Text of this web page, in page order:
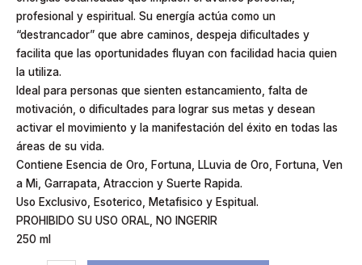
profesional y espiritual. Su energía actúa como un
“destrancador” que abre caminos, despeja dificultades y
facilita que las oportunidades fluyan con facilidad hacia quien
la utiliza.
Ideal para personas que sienten estancamiento, falta de
motivación, o dificultades para lograr sus metas y desean
activar el movimiento y la manifestación del éxito en todas las
áreas de su vida.
Contiene Esencia de Oro, Fortuna, LLuvia de Oro, Fortuna, Ven
a Mi, Garrapata, Atraccion y Suerte Rapida.
Uso Exclusivo, Esoterico, Metafisico y Espitual.
PROHIBIDO SU USO ORAL, NO INGERIR
250 ml